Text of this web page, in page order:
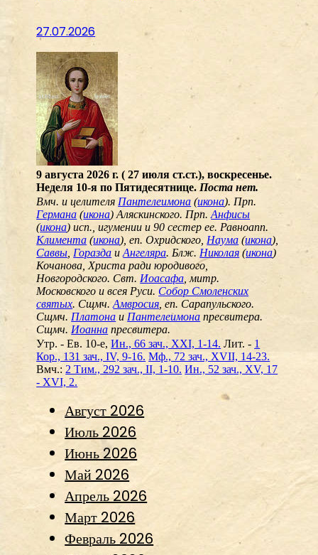
27.07.2026
9 августа 2026 г. ( 27 июля ст.ст.), воскресенье.
Неделя 10-я по Пятидесятнице. Поста нет.
Вмч. и целителя Пантелеимона (икона). Прп.
Германа (икона) Аляскинского. Прп.Анфисы
(икона) исп., игумении и 90 сестер ее. Равноапп.
Климента (икона), еп. Охридского, Наума (икона),
Саввы Горазда иАнгеляра. Блж. Николая (икона)
Кочанова, Христа ради юродивого,
Новгородского. Свт. Иоасафа , митр.
Московского и всея Руси. Собор Смоленских
святых. Сщмч.Амвросия , еп. Сарапульского.
Сщмч. Платона и Пантелеимона пресвитера.
Сщмч. Иоанна пресвитера.
Утр. - Ев. 10-е,Ин., 66 зач., XXI, 1-14. Лит. - 1
Кор., 131 зач., IV, 9-16. Мф., 72 зач., XVII, 14-23.
Вмч.:2 Тим., 292 зач., II, 1-10. Ин., 52 зач., XV, 17
- XVI, 2.
Август 2026
Июль 2026
Июнь 2026
Май 2026
Апрель 2026
Март 2026
Февраль 2026